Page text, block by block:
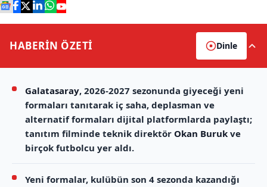
HABERİN ÖZETİ Dinle
Galatasaray, 2026-2027 sezonunda giyeceği yeni
formaları tanıtarak iç saha, deplasman ve
alternatif formaları dijital platformlarda paylaştı;
tanıtım filminde teknik direktör Okan Buruk ve
birçok futbolcu yer aldı.
Yeni formalar, kulübün son 4 sezonda kazandığı